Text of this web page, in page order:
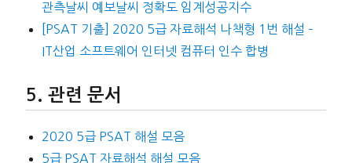
관측날씨 예보날씨 정확도 임계성공지수
[PSAT 기출] 2020 5급 자료해석 나책형 1번 해설 –
IT산업 소프트웨어 인터넷 컴퓨터 인수 합병
관련 문서
2020 5급 PSAT 해설 모음
5급 PSAT 자료해석 해설 모음